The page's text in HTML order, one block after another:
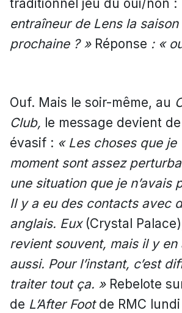
traditionnel jeu du oui/non :
entraîneur de Lens la saison
prochaine ? » Réponse : «
Ouf. Mais le soir-même, au
Club, le message devient
évasif : « Les choses que je
moment sont assez
une situation que je n’avais
Il y a eu des contacts avec
anglais. Eux(Crystal
revient souvent, mais il y en
aussi. Pour l’instant, c’est
traiter tout ça. » Rebelote
de L’After Footde RMC